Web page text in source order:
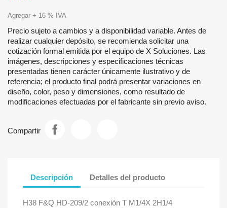
Agregar + 16 % IVA
Precio sujeto a cambios y a disponibilidad variable. Antes de
realizar cualquier depósito, se recomienda solicitar una
cotización formal emitida por el equipo de X Soluciones. Las
imágenes, descripciones y especificaciones técnicas
presentadas tienen carácter únicamente ilustrativo y de
referencia; el producto final podrá presentar variaciones en
diseño, color, peso y dimensiones, como resultado de
modificaciones efectuadas por el fabricante sin previo aviso.
Compartir
Descripción Detalles del producto
H38 F&Q HD-209/2 conexión T M1/4X 2H1/4